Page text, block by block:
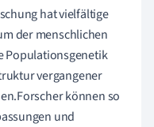
hat vielfältige
der menschlichen
Populationsgenetik
vergangener
können so
und